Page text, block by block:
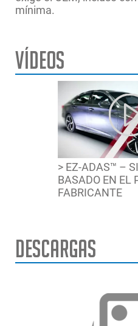
mínima.
Vídeos
> EZ-ADAS™ –
BASADO EN EL
FABRICANTE
Descargas